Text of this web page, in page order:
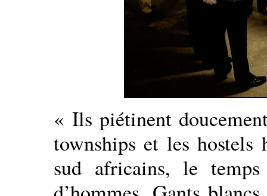
« Ils piétinent
townships et les hostels
sud africains, le temps